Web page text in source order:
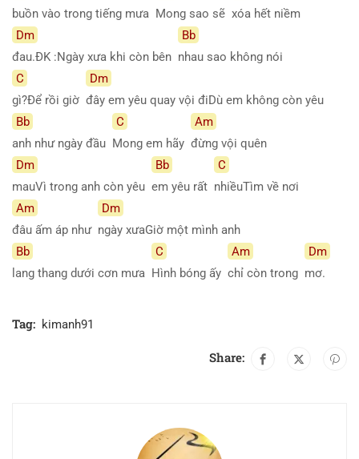
buồn vào trong tiếng mưa Mong sao sẽ xóa hết niềm
Dm
đau.ĐK :Ngày xưa khi còn bên
Bb
nhau sao không nói
C
gì?Để rồi giờ
Dm
đây em yêu quay vội điDù em không còn yêu
Bb
anh như ngày đầu
C
Mong em hãy
Am
đừng vội quên
Dm
mauVì trong anh còn yêu
Bb
em yêu rất
C
nhiềuTìm về nơi
Am
đâu ấm áp như
Dm
ngày xưaGiờ một mình anh
Bb
lang thang dưới cơn mưa
C
Hình bóng ấy
Am
chỉ còn trong
Dm
mơ.
Tag: kimanh91
Share: